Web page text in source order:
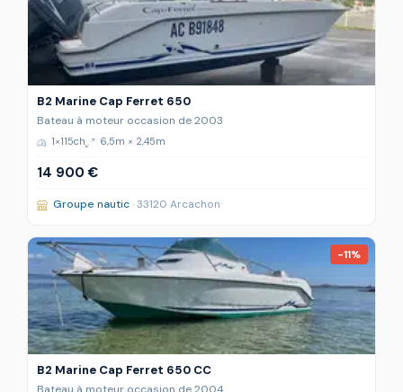
B2 Marine Cap Ferret 650
Bateau à moteur occasion de 2003
1×115ch 6,5m × 2,45m
14 900 €
Groupe nautic· 33120 Arcachon
-11%
B2 Marine Cap Ferret 650 CC
Bateau à moteur occasion de 2004